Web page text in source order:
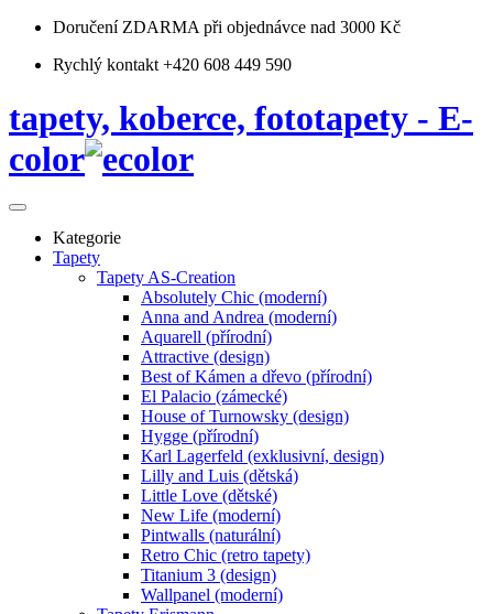
Doručení ZDARMA při objednávce nad 3000 Kč
Rychlý kontakt +420 608 449 590
tapety, koberce, fototapety - E-
color
Kategorie
Tapety
Tapety AS-Creation
Absolutely Chic (moderní)
Anna and Andrea (moderní)
Aquarell (přírodní)
Attractive (design)
Best of Kámen a dřevo (přírodní)
El Palacio (zámecké)
House of Turnowsky (design)
Hygge (přírodní)
Karl Lagerfeld (exklusivní, design)
Lilly and Luis (dětská)
Little Love (dětské)
New Life (moderní)
Pintwalls (naturální)
Retro Chic (retro tapety)
Titanium 3 (design)
Wallpanel (moderní)